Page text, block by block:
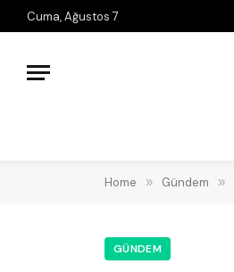
Cuma, Ağustos 7
Home » Gündem »
GÜNDEM